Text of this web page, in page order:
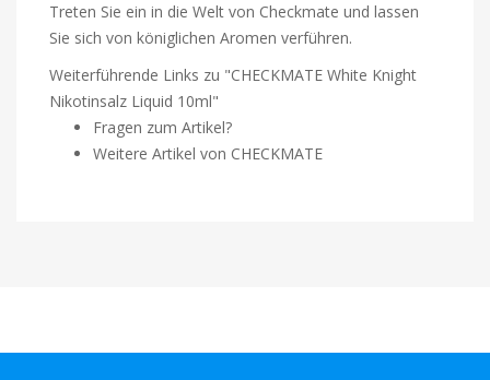
Treten Sie ein in die Welt von Checkmate und lassen
Sie sich von königlichen Aromen verführen.
Weiterführende Links zu "CHECKMATE White Knight
Nikotinsalz Liquid 10ml"
Fragen zum Artikel?
Weitere Artikel von CHECKMATE